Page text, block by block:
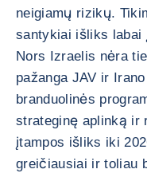
neigiamų rizikų.
santykiai išliks labai
Nors Izraelis nėra
pažanga JAV ir
branduolinės
strateginę aplinką ir
įtampos išliks iki
greičiausiai ir toliau